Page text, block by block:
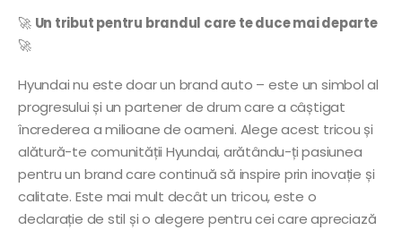
🚀 Un tribut pentru brandul care te duce mai departe
🚀
Hyundai nu este doar un brand auto – este un simbol al
progresului și un partener de drum care a câștigat
încrederea a milioane de oameni. Alege acest tricou și
alătură-te comunității Hyundai, arătându-ți pasiunea
pentru un brand care continuă să inspire prin inovație și
calitate. Este mai mult decât un tricou, este o
declarație de stil și o alegere pentru cei care apreciază